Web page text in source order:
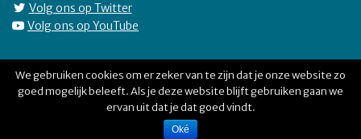
Volg ons op Twitter
Volg ons op YouTube
Verslavingskunde Nederland © 2026
We gebruiken cookies om er zeker van te zijn dat je onze website zo
goed mogelijk beleeft. Als je deze website blijft gebruiken gaan we
ervan uit dat je dat goed vindt.
Oké